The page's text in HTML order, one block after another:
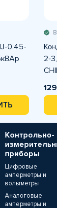
0.45-
2-
Контрольно-
приборы
Цифровые
амперметры и
вольтметры
Аналоговые
амперметры и